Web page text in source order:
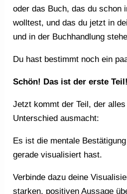
oder das Buch, das du schon
wolltest, und das du jetzt in
und in der Buchhandlung
Du hast bestimmt noch ein
Schön! Das ist der erste Teil!
Jetzt kommt der Teil, der
Unterschied ausmacht:
Es ist die mentale
gerade visualisiert hast.
Verbinde dazu deine
starken, positiven Aussage